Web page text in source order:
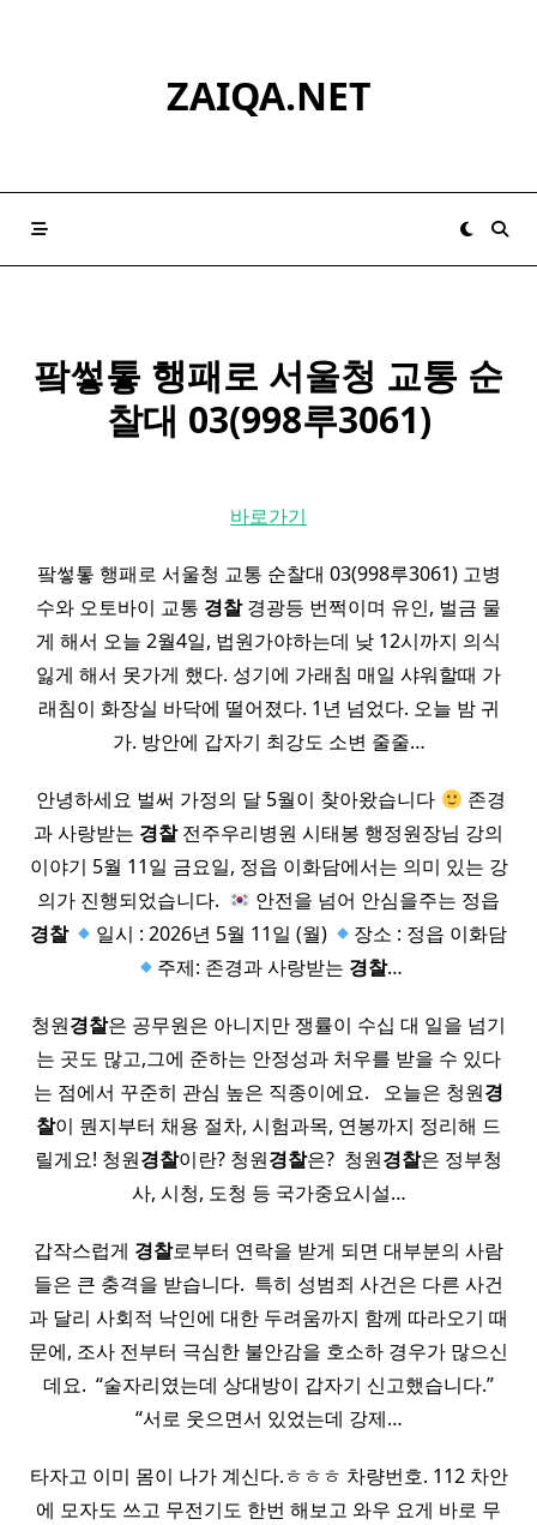
ZAIQA.NET
팤쎃톻 행패로 서울청 교통 순
찰대 03(998루3061)
바로가기
팤쎃톻 행패로 서울청 교통 순찰대 03(998루3061) 고병
수와 오토바이 교통 경찰경광등 번쩍이며 유인, 벌금 물
게 해서 오늘 2월4일, 법원가야하는데 낮 12시까지 의식
잃게 해서 못가게 했다. 성기에 가래침 매일 샤워할때 가
래침이 화장실 바닥에 떨어졌다. 1년 넘었다. 오늘 밤 귀
가. 방안에 갑자기 최강도 소변 줄줄…
​ 안녕하세요 벌써 가정의 달 5월이 찾아왔습니다
존경
과 사랑받는 경찰전주우리병원 시태봉 행정원장님 강의
이야기 5월 11일 금요일, 정읍 이화담에서는 의미 있는 강
의가 진행되었습니다. ​
안전을 넘어 안심을주는 정읍
경찰
일시 : 2026년 5월 11일 (월)
장소 : 정읍 이화담
주제: 존경과 사랑받는 경찰…
청원경찰은 공무원은 아니지만 쟁률이 수십 대 일을 넘기
는 곳도 많고,그에 준하는 안정성과 처우를 받을 수 있다
는 점에서 꾸준히 관심 높은 직종이에요. ​ ​ 오늘은 청원경
찰이 뭔지부터 채용 절차, 시험과목, 연봉까지 정리해 드
릴게요! 청원경찰이란? 청원경찰은? ​ 청원경찰은 정부청
사, 시청, 도청 등 국가중요시설…
갑작스럽게 경찰로부터 연락을 받게 되면 대부분의 사람
들은 큰 충격을 받습니다. ​ 특히 성범죄 사건은 다른 사건
과 달리 사회적 낙인에 대한 두려움까지 함께 따라오기 때
문에, 조사 전부터 극심한 불안감을 호소하 경우가 많으신
데요. ​ “술자리였는데 상대방이 갑자기 신고했습니다.”
“서로 웃으면서 있었는데 강제…
타자고 이미 몸이 나가 계신다.ㅎㅎㅎ 차량번호. 112 차안
에 모자도 쓰고 무전기도 한번 해보고 와우 요게 바로 무